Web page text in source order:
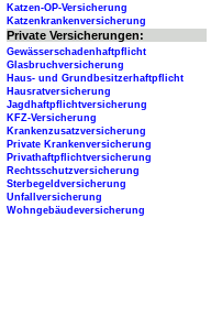
Katzen-OP-Versicherung
Katzenkrankenversicherung
Private Versicherungen:
Gewässerschadenhaftpflicht
Glasbruchversicherung
Haus- und Grundbesitzerhaftpflicht
Hausratversicherung
Jagdhaftpflichtversicherung
KFZ-Versicherung
Krankenzusatzversicherung
Private Krankenversicherung
Privathaftpflichtversicherung
Rechtsschutzversicherung
Sterbegeldversicherung
Unfallversicherung
Wohngebäudeversicherung